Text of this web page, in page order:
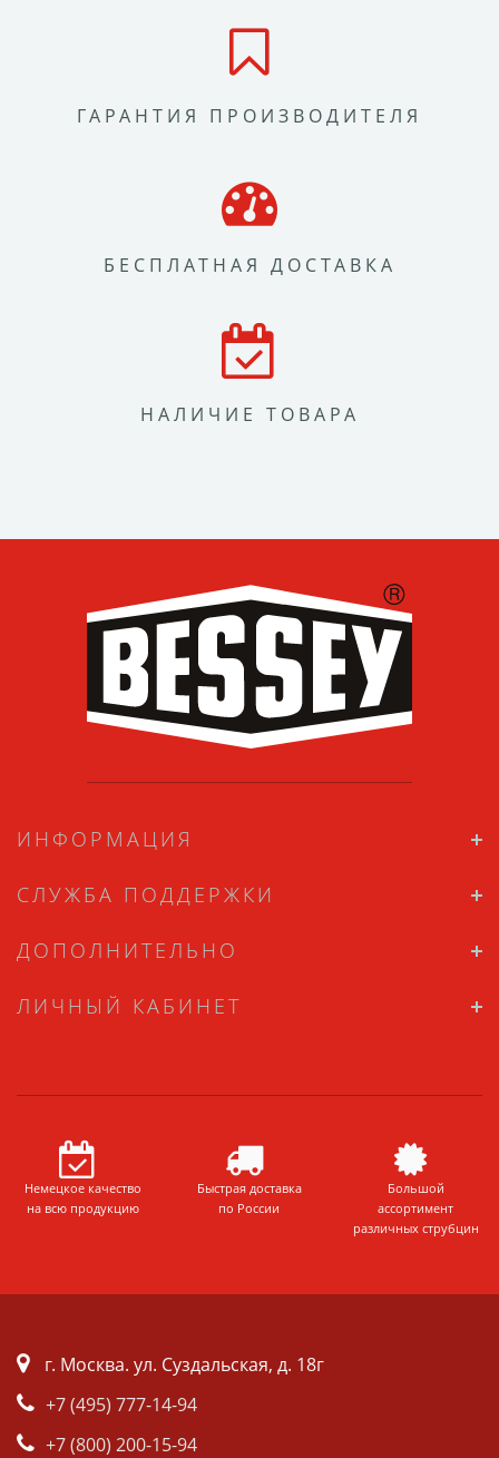
ГАРАНТИЯ ПРОИЗВОДИТЕЛЯ
БЕСПЛАТНАЯ ДОСТАВКА
НАЛИЧИЕ ТОВАРА
ИНФОРМАЦИЯ
СЛУЖБА ПОДДЕРЖКИ
ДОПОЛНИТЕЛЬНО
ЛИЧНЫЙ КАБИНЕТ
Немецкое качество
на всю продукцию
Быстрая доставка
по России
Большой
ассортимент
различных струбцин
г. Москва. ул. Суздальская, д. 18г
+7 (495) 777-14-94
+7 (800) 200-15-94